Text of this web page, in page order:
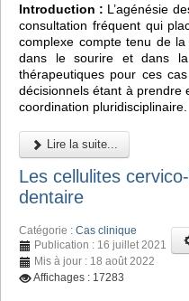
Introduction : L’agénésie
consultation fréquent qui
complexe compte tenu de
dans le sourire et dans la
thérapeutiques pour ces
décisionnels étant à prendre
coordination pluridisciplinaire.
Lire la suite...
Les cellulites
dentaire
Catégorie : Cas clinique
Publication : 16 juillet 2021
Mis à jour : 18 août 2022
Affichages : 17283